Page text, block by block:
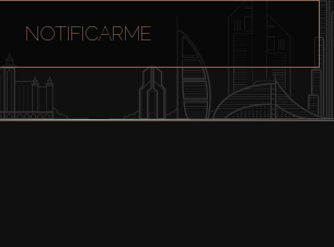
NOTIFICARME